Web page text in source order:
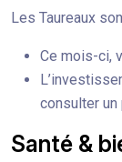
Les Taureaux
Ce mois-ci,
consulter
Santé &